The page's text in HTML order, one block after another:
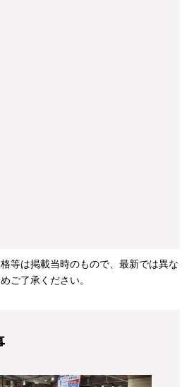
等は掲載当時のもので、最新では異な
ご了承ください。